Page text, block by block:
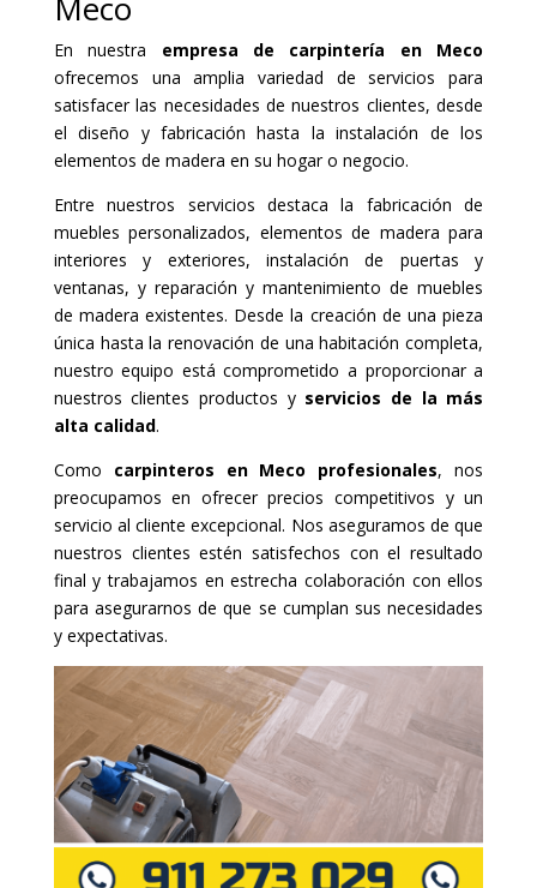
En nuestra empresa de carpintería en Meco
ofrecemos una amplia variedad de servicios para
satisfacer las necesidades de nuestros clientes, desde
el diseño y fabricación hasta la instalación de los
elementos de madera en su hogar o negocio.
Entre nuestros servicios destaca la fabricación de
muebles personalizados, elementos de madera para
interiores y exteriores, instalación de puertas y
ventanas, y reparación y mantenimiento de muebles
de madera existentes. Desde la creación de una pieza
única hasta la renovación de una habitación completa,
nuestro equipo está comprometido a proporcionar a
nuestros clientes productos y servicios de la más
alta calidad.
Como carpinteros en Meco profesionales, nos
preocupamos en ofrecer precios competitivos y un
servicio al cliente excepcional. Nos aseguramos de que
nuestros clientes estén satisfechos con el resultado
final y trabajamos en estrecha colaboración con ellos
para asegurarnos de que se cumplan sus necesidades
y expectativas.